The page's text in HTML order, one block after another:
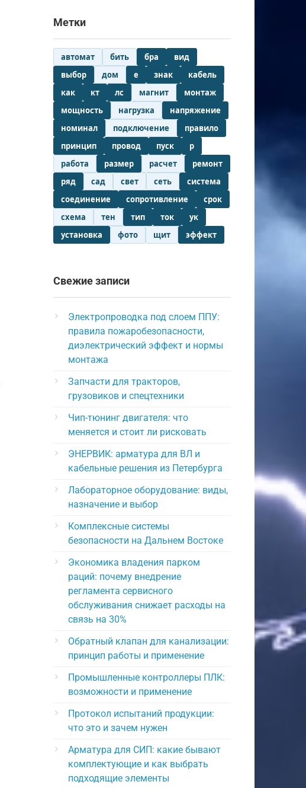
Метки
автомат бить бра
вид
выбор
дом е знак
кабель
как
кт лс магнит
монтаж
мощность
нагрузка
напряжение
номинал
подключение
правило
принцип
провод пуск
р
работа
размер расчет
ремонт
ряд
сад свет сеть
система
соединение
сопротивление
срок
схема
тен тип ток
ук
установка
фото щит эффект
Свежие записи
Электропроводка под слоем ППУ:
правила пожаробезопасности,
диэлектрический эффект и нормы
монтажа
Запчасти для тракторов,
грузовиков и спецтехники
Чип-тюнинг двигателя: что
меняется и стоит ли рисковать
ЭНЕРВИК: арматура для ВЛ и
кабельные решения из Петербурга
Лабораторное оборудование: виды,
назначение и выбор
Комплексные системы
безопасности на Дальнем Востоке
Экономика владения парком
раций: почему внедрение
регламента сервисного
обслуживания снижает расходы на
связь на 30%
Обратный клапан для канализации:
принцип работы и применение
Промышленные контроллеры ПЛК:
возможности и применение
Протокол испытаний продукции:
что это и зачем нужен
Арматура для СИП: какие бывают
комплектующие и как выбрать
подходящие элементы